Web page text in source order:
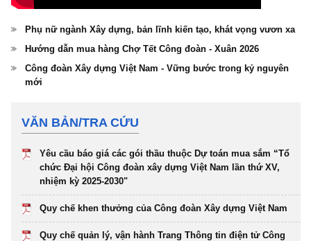
Phụ nữ ngành Xây dựng, bản lĩnh kiến tạo, khát vọng vươn xa
Hướng dẫn mua hàng Chợ Tết Công đoàn - Xuân 2026
Công đoàn Xây dựng Việt Nam - Vững bước trong kỷ nguyên
mới
VĂN BẢN/TRA CỨU
Yêu cầu báo giá các gói thầu thuộc Dự toán mua sắm “Tổ
chức Đại hội Công đoàn xây dựng Việt Nam lần thứ XV,
nhiệm kỳ 2025-2030"
Quy chế khen thưởng của Công đoàn Xây dựng Việt Nam
Quy chế quản lý, vận hành Trang Thông tin điện tử Công